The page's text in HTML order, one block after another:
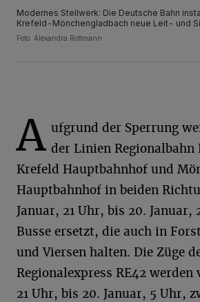
Modernes Stellwerk: Die Deutsche Bahn
Krefeld-Mönchengladbach neue Leit- und
Foto: Alexandra Rottmann
A ufgrund der Sperrung
der Linien Regionalbahn
Krefeld Hauptbahnhof und
Hauptbahnhof in beiden
Januar, 21 Uhr, bis 20. Januar,
Busse ersetzt, die auch in
und Viersen halten. Die Züge
Regionalexpress RE42 werden
21 Uhr, bis 20. Januar, 5 Uhr,